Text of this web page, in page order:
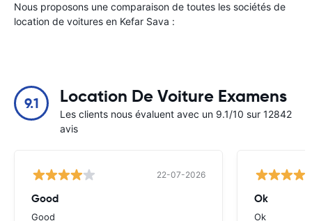
Nous proposons une comparaison de toutes les sociétés de
location de voitures en Kefar Sava :
9.1 Location De Voiture Examens
Les clients nous évaluent avec un 9.1/10 sur 12842
avis
22-07-2026
Good
Good
Ok
Ok